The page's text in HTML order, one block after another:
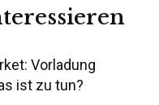
Vorladung
ist zu tun?